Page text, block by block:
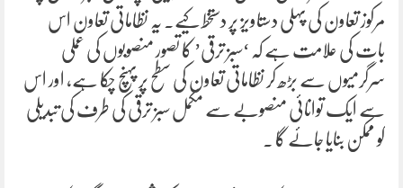
مرکوز تعاون کی پہلی دستاویز پر دستخط کیے۔ یہ نظاماتی تعاون اس
بات کی علامت ہے کہ ‘سبز ترقی’ کا تصور منصوبوں کی عملی
سرگرمیوں سے بڑھ کر نظاماتی تعاون کی سطح پر پہنچ چکا ہے، اور اس
سے ایک توانائی منصوبے سے مکمل سبز ترقی کی طرف کی تبدیلی
کو ممکن بنایا جائے گا ۔